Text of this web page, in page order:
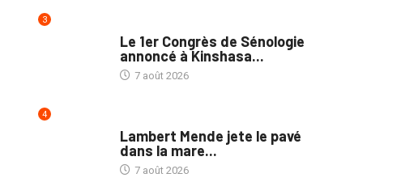
3
Le 1er Congrès de Sénologie
annoncé à Kinshasa...
7 août 2026
4
Lambert Mende jete le pavé
dans la mare...
7 août 2026